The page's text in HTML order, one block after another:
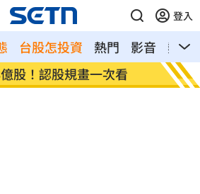
登入
台股怎投資 熱門 影音
熱搜
導的國民黨支持度很高 投信